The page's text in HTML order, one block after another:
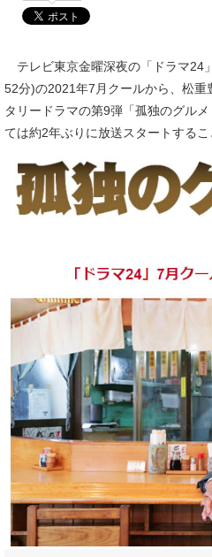
テレビ東京金曜深夜の「ドラマ24
52分)の2021年7月クールから、松重
タリードラマの第9弾「孤独のグル
ては約2年ぶりに放送スタートするこ